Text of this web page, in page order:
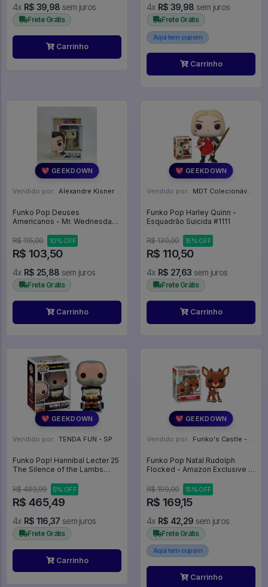
4x R$ 39,98 sem juros
Frete Grátis
Carrinho
4x R$ 39,98 sem juros
Frete Grátis
Aqui tem cupom
Carrinho
💖 GEEKDOWN
Vendido por: Alexandre Kisner - PR
Funko Pop Deuses
Americanos - Mr. Wednesday -
R$ 115,00
10% OFF
R$ 103,50
4x R$ 25,88 sem juros
Frete Grátis
Carrinho
💖 GEEKDOWN
Vendido por: MDT Colecionáveis - DF
Funko Pop Harley Quinn -
Esquadrão Suicida #1111
R$ 130,00 15% OFF
R$ 110,50
4x R$ 27,63 sem juros
Frete Grátis
Carrinho
💖 GEEKDOWN
Vendido por: TENDA FUN - SP
Funko Pop! Hannibal Lecter 25
The Silence of the Lambs
R$ 489,99
5% OFF
R$ 465,49
4x R$ 116,37 sem juros
Frete Grátis
Carrinho
💖 GEEKDOWN
Vendido por: Funko's Castle - SP
Funko Pop Natal Rudolph
Flocked - Amazon Exclusive -
Reindeer #1260
R$ 199,00 15% OFF
R$ 169,15
4x R$ 42,29 sem juros
Frete Grátis
Aqui tem cupom
Carrinho